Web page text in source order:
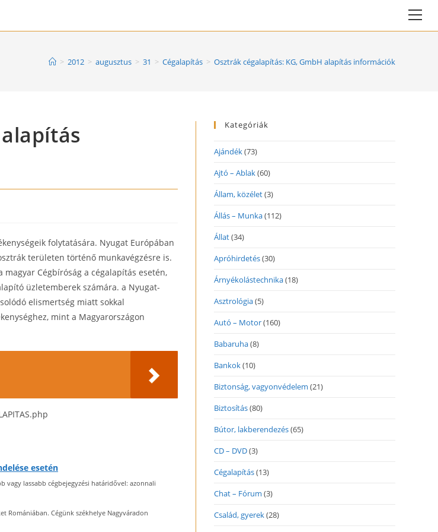
> 2012 > augusztus > 31 > Cégalapítás > Osztrák cégalapítás: KG, GmbH alapítás információk
folytatására. Nyugat Európában
területen történő munkavégzésre is.
Cégbíróság a cégalapítás esetén,
üzletemberek számára. a Nyugat-
elismertség miatt sokkal
mint a Magyarországon
esetén
vagy lassabb cégbejegyzési határidővel: azonnali
Romániában. Cégünk székhelye Nagyváradon
Kategóriák
Ajándék(73)
Ajtó – Ablak(60)
Állam, közélet(3)
Állás – Munka(112)
Állat(34)
Apróhirdetés(30)
Árnyékolástechnika(18)
Asztrológia(5)
Autó – Motor(160)
Babaruha(8)
Bankok(10)
Biztonság, vagyonvédelem (21)
Biztosítás(80)
Bútor, lakberendezés(65)
CD – DVD(3)
Cégalapítás(13)
Chat – Fórum (3)
Család, gyerek(28)